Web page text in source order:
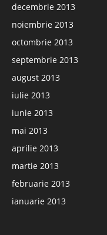
decembrie 2013
noiembrie 2013
octombrie 2013
septembrie 2013
august 2013
iulie 2013
iunie 2013
mai 2013
aprilie 2013
martie 2013
februarie 2013
ianuarie 2013